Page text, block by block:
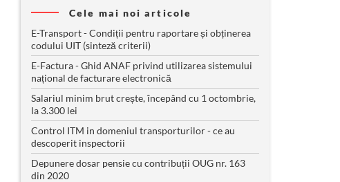
Cele mai noi articole
E-Transport - Condiții pentru raportare și obținerea
codului UIT (sinteză criterii)
E-Factura - Ghid ANAF privind utilizarea sistemului
național de facturare electronică
Salariul minim brut crește, începând cu 1 octombrie,
la 3.300 lei
Control ITM in domeniul transporturilor - ce au
descoperit inspectorii
Depunere dosar pensie cu contribuții OUG nr. 163
din 2020